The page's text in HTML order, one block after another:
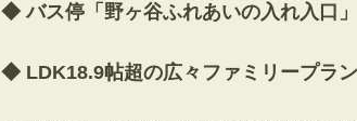
◆ バス停「野ヶ谷ふれあいの入れ入口
◆ LDK18.9帖超の広々ファミリープラン